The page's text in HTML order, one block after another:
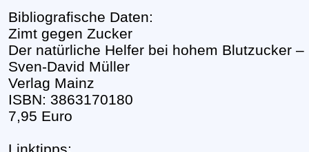
Bibliografische Daten:
Zimt gegen Zucker
Der natürliche Helfer bei hohem Blutzucker
Sven-David Müller
Verlag Mainz
ISBN: 3863170180
7,95 Euro
Linktipps: